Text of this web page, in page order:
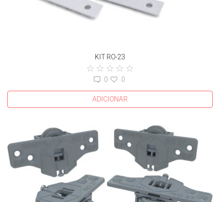
KIT RO-23
0
0
ADICIONAR